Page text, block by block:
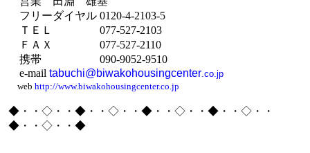
フリーダイヤル0120-4-2103-5
ＴＥＬ 077-527-2103
ＦＡＸ 077-527-2110
携帯
090-9052-9510
e-mail tabuchi@biwakohousingcenter.co.jp
web http://www.biwakohousingcenter.co.jp
◆・・◇・・◆・・◇・・◆・・◇・・◆・・◇・・
◆・・◇・・◆